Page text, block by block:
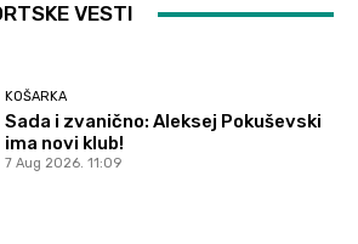
VESTI
KOŠARKA
Sada i zvanično: Aleksej Pokuševski
ima novi klub!
7 Aug 2026. 11:09